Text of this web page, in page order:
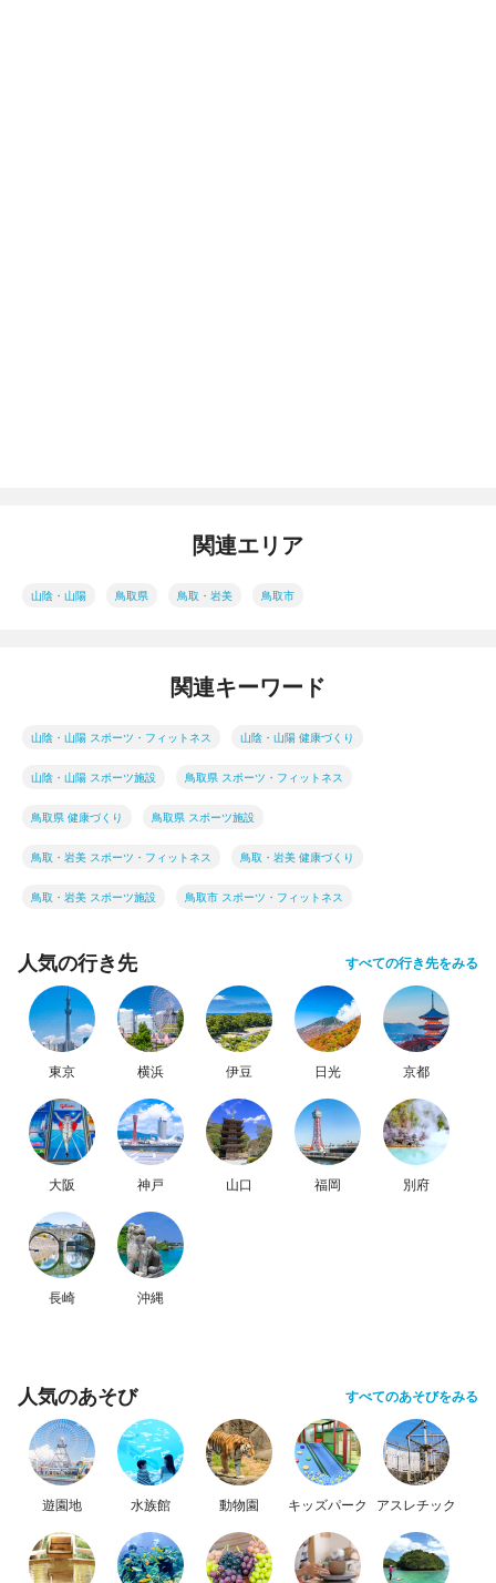
関連エリア
山陰・山陽 鳥取県 鳥取・岩美 鳥取市
関連キーワード
山陰・山陽 スポーツ・フィットネス 山陰・山陽 健康づくり
山陰・山陽 スポーツ施設 鳥取県 スポーツ・フィットネス
鳥取県 健康づくり 鳥取県 スポーツ施設
鳥取・岩美 スポーツ・フィットネス 鳥取・岩美 健康づくり
鳥取・岩美 スポーツ施設 鳥取市 スポーツ・フィットネス
人気の行き先 すべての行き先をみる
東京 横浜 伊豆 日光 京都
大阪 神戸 山口 福岡 別府
長崎 沖縄
人気のあそび すべてのあそびをみる
遊園地 水族館 動物園 キッズパーク アスレチック